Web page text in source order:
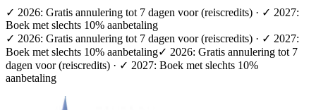
✓ 2026: Gratis annulering tot 7 dagen voor (reiscredits) · ✓ 2027:
Boek met slechts 10% aanbetaling
✓ 2026: Gratis annulering tot 7 dagen voor (reiscredits) · ✓ 2027:
Boek met slechts 10% aanbetaling✓ 2026: Gratis annulering tot 7
dagen voor (reiscredits) · ✓ 2027: Boek met slechts 10%
aanbetaling